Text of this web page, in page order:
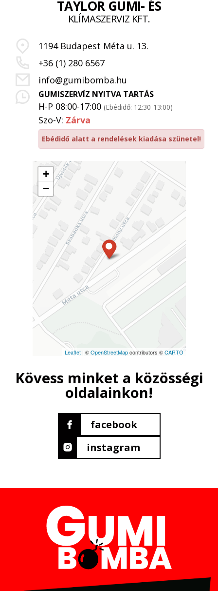
+
−
Leaflet| ©OpenStreetMapcontributors ©CARTO
TAYLOR GUMI- ÉS
KLÍMASZERVIZ KFT.
1194 Budapest Méta u. 13.
+36 (1) 280 6567
info@gumibomba.hu
GUMISZERVÍZ NYITVA TARTÁS
H-P 08:00-17:00 (Ebédidő: 12:30-13:00)
Szo-V: Zárva
Ebédidő alatt a rendelések kiadása szünetel!
Kövess minket a közösségi
oldalainkon!
facebook
instagram